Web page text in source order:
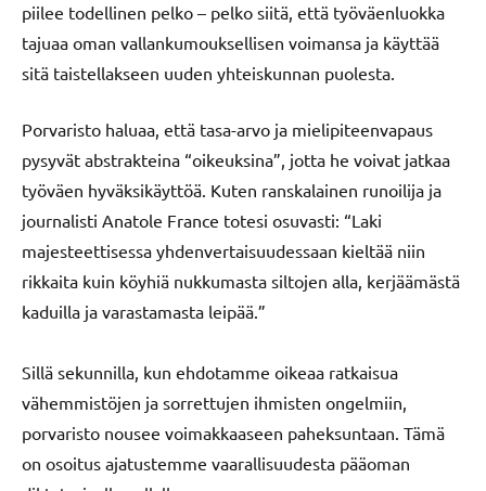
piilee todellinen pelko – pelko siitä, että työväenluokka
tajuaa oman vallankumouksellisen voimansa ja käyttää
sitä taistellakseen uuden yhteiskunnan puolesta.
Porvaristo haluaa, että tasa-arvo ja mielipiteenvapaus
pysyvät abstrakteina “oikeuksina”, jotta he voivat jatkaa
työväen hyväksikäyttöä. Kuten ranskalainen runoilija ja
journalisti Anatole France totesi osuvasti: “Laki
majesteettisessa yhdenvertaisuudessaan kieltää niin
rikkaita kuin köyhiä nukkumasta siltojen alla, kerjäämästä
kaduilla ja varastamasta leipää.”
Sillä sekunnilla, kun ehdotamme oikeaa ratkaisua
vähemmistöjen ja sorrettujen ihmisten ongelmiin,
porvaristo nousee voimakkaaseen paheksuntaan. Tämä
on osoitus ajatustemme vaarallisuudesta pääoman